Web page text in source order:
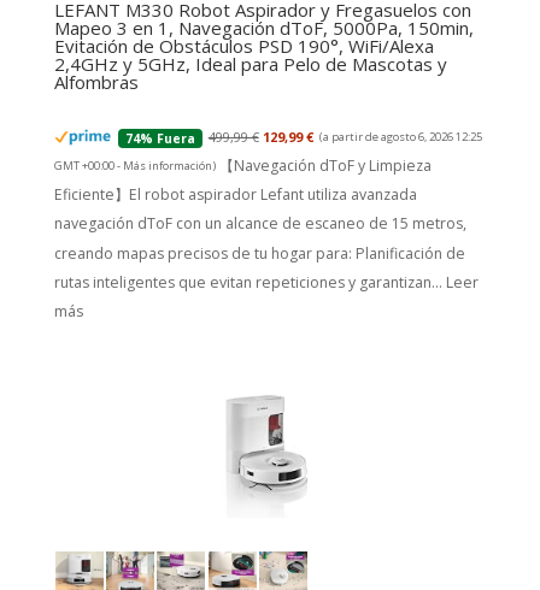
Evitación de Obstáculos PSD 190°, WiFi/Alexa
2,4GHz y 5GHz, Ideal para Pelo de Mascotas y
Alfombras
GMT +00:00 - Más información) 【Navegación dToF y Limpieza
Eficiente】El robot aspirador Lefant utiliza avanzada
navegación dToF con un alcance de escaneo de 15 metros,
creando mapas precisos de tu hogar para: Planificación de
rutas inteligentes que evitan repeticiones y garantizan... Leer
más